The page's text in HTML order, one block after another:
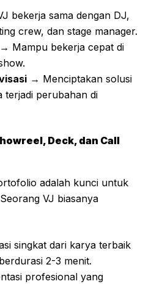
bekerja sama dengan DJ,
crew, dan stage manager.
→ Mampu bekerja cepat di
→ Menciptakan solusi
terjadi perubahan di
Deck, dan Call
adalah kunci untuk
VJ biasanya
singkat dari karya terbaik
2-3 menit.
profesional yang